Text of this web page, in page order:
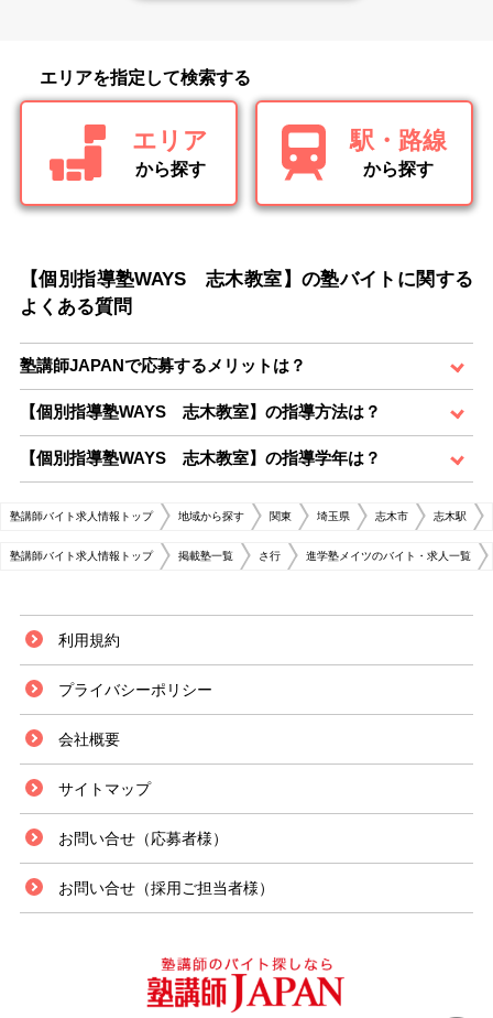
エリアを指定して検索する
エリア
から探す
駅・路線
から探す
【個別指導塾WAYS 志木教室】の塾バイトに関する
よくある質問
塾講師JAPANで応募するメリットは？
【個別指導塾WAYS 志木教室】の指導方法は？
【個別指導塾WAYS 志木教室】の指導学年は？
塾講師バイト求人情報トップ 地域から探す 関東 埼玉県 志木市 志木駅
塾講師バイト求人情報トップ 掲載塾一覧 さ行 進学塾メイツのバイト・求人一覧
利用規約
プライバシーポリシー
会社概要
サイトマップ
お問い合せ（応募者様）
お問い合せ（採用ご担当者様）